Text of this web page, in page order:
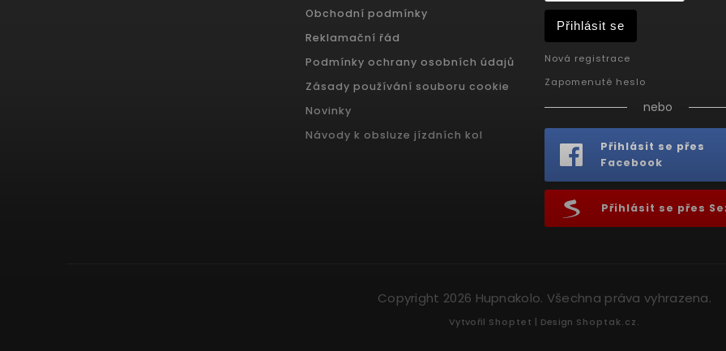
Obchodní podmínky
Reklamační řád
Podmínky ochrany osobních údajů
Zásady používání souboru cookie
Novinky
Návody k obsluze jízdních kol
Přihlásit se
Nová registrace
Zapomenuté heslo
nebo
Přihlásit se přes
Facebook
Přihlásit se přes
Copyright 2026 Hupnakolo. Všechna práva vyhrazena.
Vytvořil Shoptet | Design Shoptak.cz.